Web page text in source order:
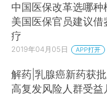
中国医保改革选哪种
美国医保官员建议借
疗
2019年04月05日 APP打开
解药|乳腺癌新药获批
高复发风险人群受益